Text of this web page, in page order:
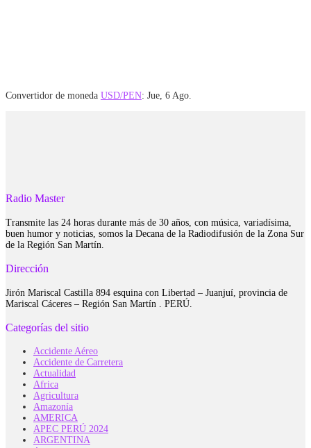
Convertidor de moneda USD/PEN: Jue, 6 Ago.
Radio Master
Transmite las 24 horas durante más de 30 años, con música, variadísima,
buen humor y noticias, somos la Decana de la Radiodifusión de la Zona Sur
de la Región San Martín.
Dirección
Jirón Mariscal Castilla 894 esquina con Libertad – Juanjuí, provincia de
Mariscal Cáceres – Región San Martín . PERÚ.
Categorías del sitio
Accidente Aéreo
Accidente de Carretera
Actualidad
Africa
Agricultura
Amazonía
AMERICA
APEC PERÚ 2024
ARGENTINA